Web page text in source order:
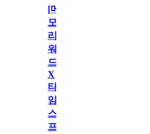
[메
모
리
워
드
X
타
임
스
프